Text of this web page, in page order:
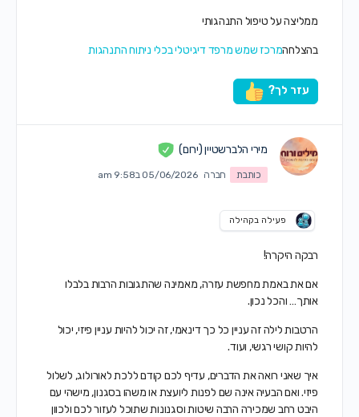
ממליצה על טיפול התנהגותי
בהצלחהמרכז שמש מרפד דיגיטלי בכלי ניתוח התנהגות
עזר לך?
מירי הלברשטיין (ירום)
כותבת חברה 05/06/2026 ב9:58 am
פעילה בקהילה
רבקה היקרה!
אם את באמת מחפשת עזרה, מאמינה שהתגובות הרבות בלבלו
אותך… והכל נכון.
הרטבות לילה זה עניין כל כך דינאמי, זה יכול להיות עניין פיזי, יכול
להיות קושי רגשי, ועוד.
איך שאני רואה את הדברים, עדיף לכם קודם ללכת לאורולוג, לשלול
פיזי. ואם הבעיה אינה שם לפנות ליועצת או משהו בסגנון, מישהי עם
היבט רחב שמכירה הרבה שיטות וסגנונות שתוכל לעזור לכם ולכוון